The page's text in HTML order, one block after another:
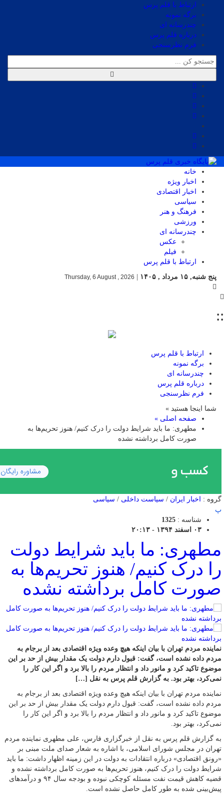
ارتباط با قلم پرس
برگه نمونه
چندرسانه ای
درباره قلم پرس
فرم نظرسنجی
خانه
اخبار ویژه
اخبار اقتصادی
سیاسی
فرهنگ و هنر
ورزشی
چندرسانه ای
عکس
فیلم
ارتباط با قلم پرس
پنج شنبه, ۱۵ مرداد , ۱۴۰۵
Thursday, 6 August , 2026
::
ارتباط با قلم پرس
برگه نمونه
چندرسانه ای
درباره قلم پرس
فرم نظرسنجی
شما اینجا هستید »
صفحه اصلی »
مطهری: ما باید شرایط دولت را درک کنیم/ هنوز تحریم‌ها به
صورت کامل برداشته نشده
گروه : اخبار ایران / سیاست داخلی / سیاسی
پ
شناسه : 1325
۰۳ اسفند ۱۳۹۴ - ۲۰:۱۳
مطهری: ما باید شرایط دولت
را درک کنیم/ هنوز تحریم‌ها به
صورت کامل برداشته نشده
نماینده مردم تهران با بیان اینکه هیچ وعده ویژه‌ اقتصادی بعد از برجام به
مردم داده نشده است، گفت: قبول دارم دولت یک مقدار بیش از حد بر این
موضوع تاکید کرد و مانور داد و انتظار مردم را بالا برد و اگر این کار را
نمی‌کرد، بهتر بود. به گزارش قلم پرس به نقل […]
نماینده مردم تهران با بیان اینکه هیچ وعده ویژه‌ اقتصادی بعد از برجام به
مردم داده نشده است، گفت: قبول دارم دولت یک مقدار بیش از حد بر این
موضوع تاکید کرد و مانور داد و انتظار مردم را بالا برد و اگر این کار را
نمی‌کرد، بهتر بود.
به گزارش قلم پرس به نقل از خبرگزاری فارس، علی مطهری نماینده مردم
تهران در مجلس شورای اسلامی، با اشاره به شعار صدای ملت مبنی بر
«رونق اقتصادی» درباره انتقادات به دولت در این زمینه اظهار داشت: ما باید
شرایط دولت را درک کنیم، هنوز تحریم‌ها به صورت کامل برداشته نشده و
قضیه کاهش قیمت نفت مسئله کوچکی نبوده و بودجه سال ۹۴ و درآمدهای
پیش‌بینی شده به طور کامل حاصل نشده است.